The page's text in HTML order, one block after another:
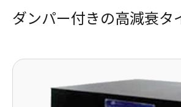
ダンパー付きの高減衰タ